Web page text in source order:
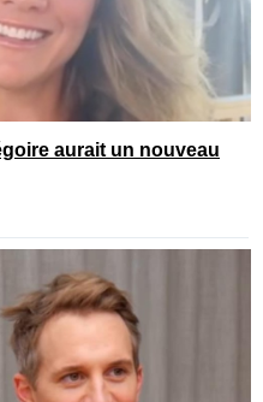
aurait un nouveau